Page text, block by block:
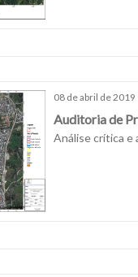
08 de abril de 2019
Auditoria de
Análise crítica e